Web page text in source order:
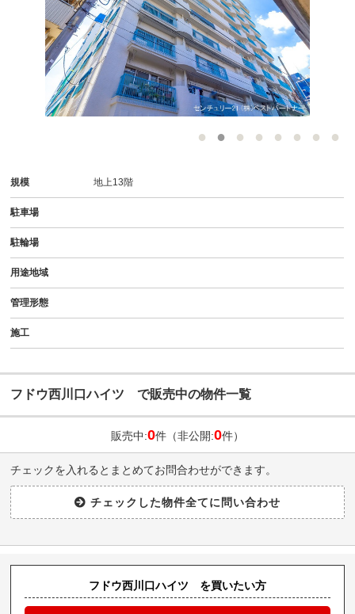
規模 地上13階
駐車場
駐輪場
用途地域
管理形態
施工
フドウ西川口ハイツ で販売中の物件一覧
販売中:0件（非公開:0件）
チェックを入れるとまとめてお問合わせができます。
フドウ西川口ハイツ を買いたい方